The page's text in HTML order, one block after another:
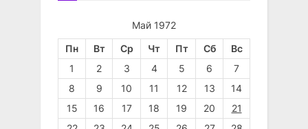
Май 1972
Пн Вт Ср Чт Пт Сб
Вс
1
2 3 4 5 6
7
8
9 10 11 12 13
14
15
16 17 18 19 20
21